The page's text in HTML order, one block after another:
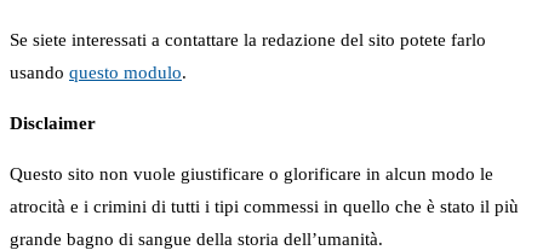
Se siete interessati a contattare la redazione del sito potete farlo
usando questo modulo.
Disclaimer
Questo sito non vuole giustificare o glorificare in alcun modo le
atrocità e i crimini di tutti i tipi commessi in quello che è stato il più
grande bagno di sangue della storia dell’umanità.